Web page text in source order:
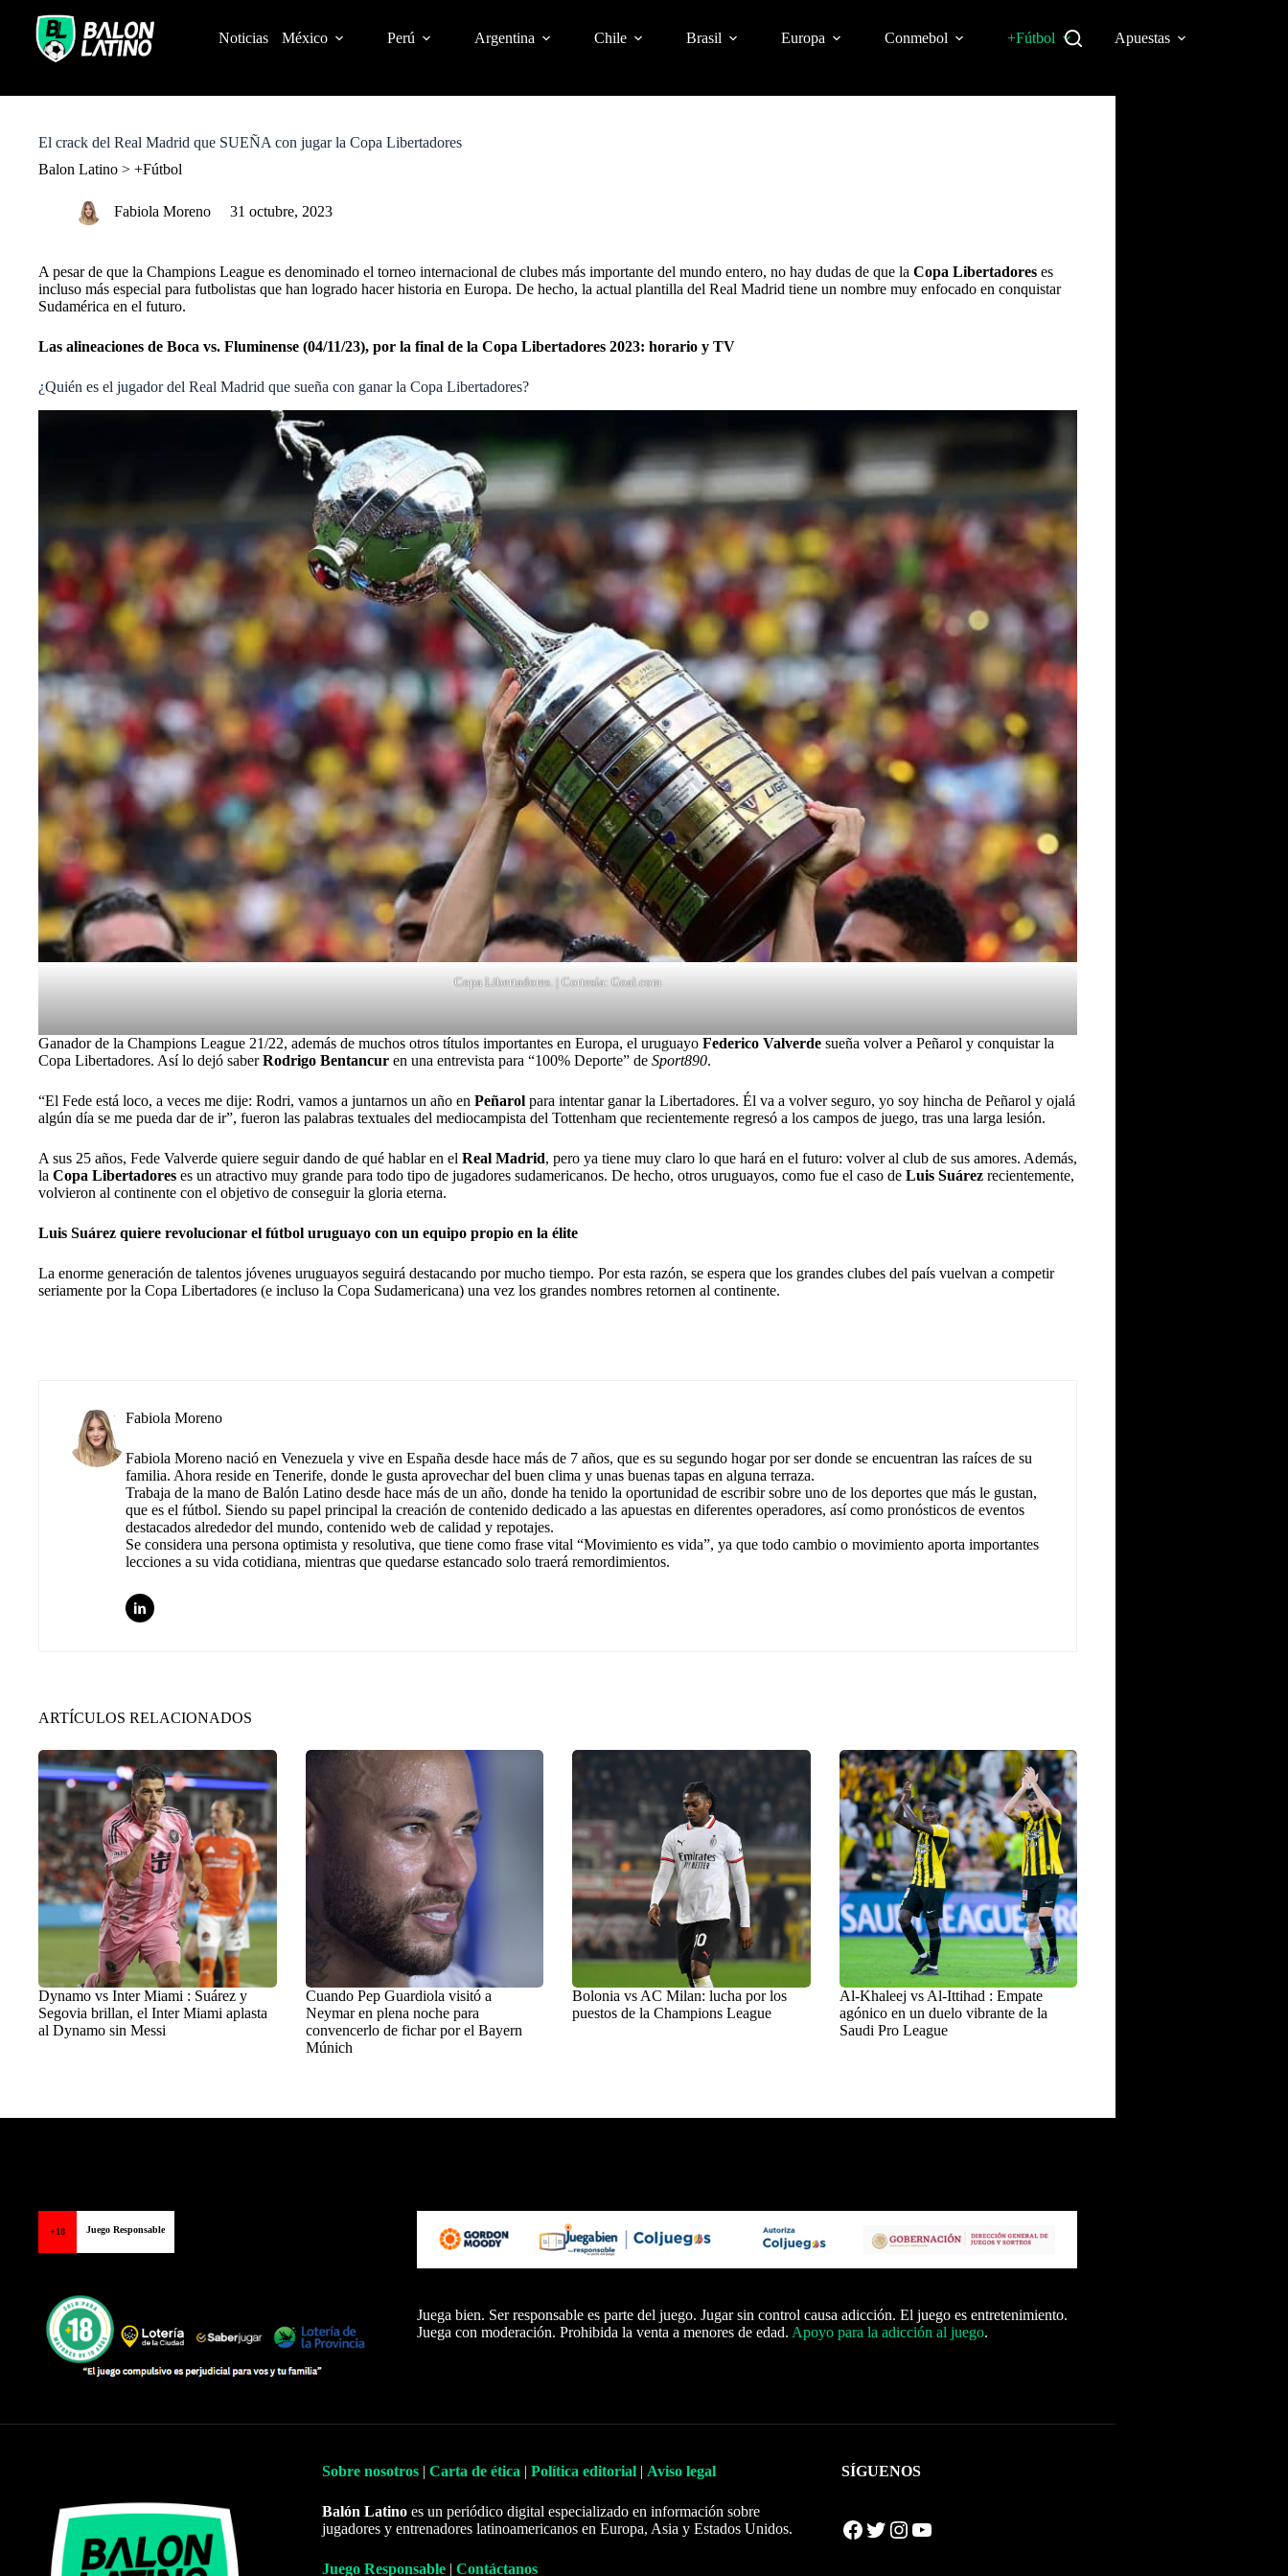
o
Noticias México Perú Argentina Chile Brasil Europa Conmebol +Fútbol Apuestas
El crack del Real Madrid que SUEÑA con jugar la Copa Libertadores
Balon Latino > +Fútbol
Fabiola Moreno 31 octubre, 2023
A pesar de que la Champions League es denominado el torneo internacional de clubes más importante del mundo entero, no hay dudas de que la Copa Libertadores es
incluso más especial para futbolistas que han logrado hacer historia en Europa. De hecho, la actual plantilla del Real Madrid tiene un nombre muy enfocado en conquistar
Sudamérica en el futuro.
Las alineaciones de Boca vs. Fluminense (04/11/23), por la final de la Copa Libertadores 2023: horario y TV
¿Quién es el jugador del Real Madrid que sueña con ganar la Copa Libertadores?
Copa Libertadores. | Cortesía: Goal.com
Ganador de la Champions League 21/22, además de muchos otros títulos importantes en Europa, el uruguayo Federico Valverde sueña volver a Peñarol y conquistar la
Copa Libertadores. Así lo dejó saberRodrigo Bentancur en una entrevista para “100% Deporte” de Sport890.
“El Fede está loco, a veces me dije: Rodri, vamos a juntarnos un año en Peñarol para intentar ganar la Libertadores. Él va a volver seguro, yo soy hincha de Peñarol y ojalá
algún día se me pueda dar de ir”, fueron las palabras textuales del mediocampista del Tottenham que recientemente regresó a los campos de juego, tras una larga lesión.
A sus 25 años, Fede Valverde quiere seguir dando de qué hablar en el Real Madrid, pero ya tiene muy claro lo que hará en el futuro: volver al club de sus amores. Además,
la Copa Libertadores es un atractivo muy grande para todo tipo de jugadores sudamericanos. De hecho, otros uruguayos, como fue el caso de Luis Suárez recientemente,
volvieron al continente con el objetivo de conseguir la gloria eterna.
Luis Suárez quiere revolucionar el fútbol uruguayo con un equipo propio en la élite
La enorme generación de talentos jóvenes uruguayos seguirá destacando por mucho tiempo. Por esta razón, se espera que los grandes clubes del país vuelvan a competir
seriamente por la Copa Libertadores (e incluso la Copa Sudamericana) una vez los grandes nombres retornen al continente.
Fabiola Moreno
Fabiola Moreno nació en Venezuela y vive en España desde hace más de 7 años, que es su segundo hogar por ser donde se encuentran las raíces de su
familia. Ahora reside en Tenerife, donde le gusta aprovechar del buen clima y unas buenas tapas en alguna terraza.
Trabaja de la mano de Balón Latino desde hace más de un año, donde ha tenido la oportunidad de escribir sobre uno de los deportes que más le gustan,
que es el fútbol. Siendo su papel principal la creación de contenido dedicado a las apuestas en diferentes operadores, así como pronósticos de eventos
destacados alrededor del mundo, contenido web de calidad y repotajes.
Se considera una persona optimista y resolutiva, que tiene como frase vital “Movimiento es vida”, ya que todo cambio o movimiento aporta importantes
lecciones a su vida cotidiana, mientras que quedarse estancado solo traerá remordimientos.
ARTÍCULOS RELACIONADOS
Dynamo vs Inter Miami : Suárez y
Segovia brillan, el Inter Miami aplasta
al Dynamo sin Messi
Cuando Pep Guardiola visitó a
Neymar en plena noche para
convencerlo de fichar por el Bayern
Múnich
Bolonia vs AC Milan: lucha por los
puestos de la Champions League
Al-Khaleej vs Al-Ittihad : Empate
agónico en un duelo vibrante de la
Saudi Pro League
+18 Juego Responsable
Juega bien. Ser responsable es parte del juego. Jugar sin control causa adicción. El juego es entretenimiento.
Juega con moderación. Prohibida la venta a menores de edad. Apoyo para la adicción al juego.
Sobre nosotros | Carta de ética | Política editorial | Aviso legal
Balón Latino es un periódico digital especializado en información sobre
jugadores y entrenadores latinoamericanos en Europa, Asia y Estados Unidos.
Juego Responsable | Contáctanos
SÍGUENOS
Facebook Twitter Instagram YouTube